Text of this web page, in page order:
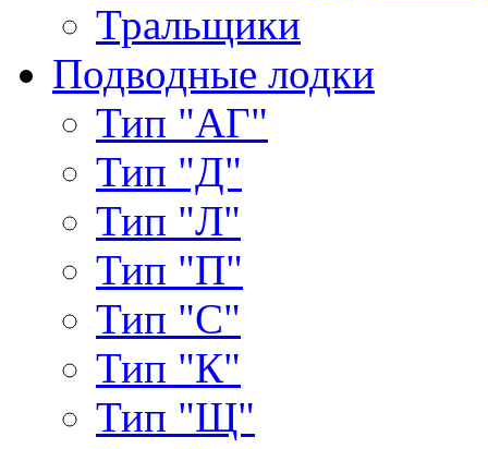
Тральщики
Подводные лодки
Тип "АГ"
Тип "Д"
Тип "Л"
Тип "П"
Тип "С"
Тип "К"
Тип "Щ"